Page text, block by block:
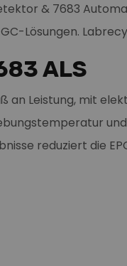
& 7683
Lösungen.
ALS
Leistung, mit
reduziert die